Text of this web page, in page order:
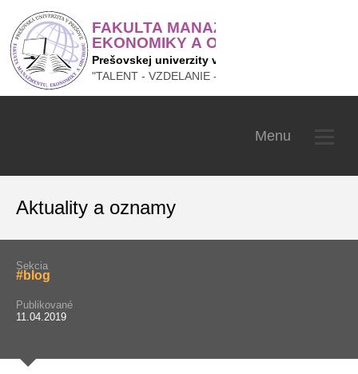
Menu
Aktuality a oznamy
Sekcia
#blog
Publikované
11.04.2019